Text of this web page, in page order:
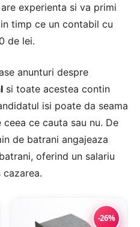
experienta si va primi
timp ce un contabil cu
de lei.
anunturi despre
si toate acestea contin
isi poate da seama
ce cauta sau nu. De
de batrani angajeaza
oferind un salariu
-26%